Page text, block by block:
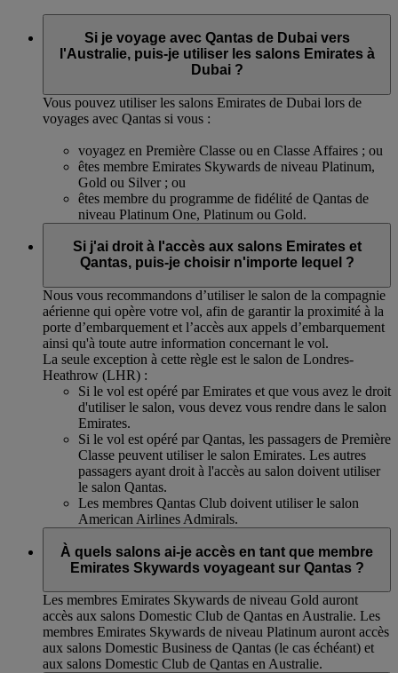
Si je voyage avec Qantas de Dubai vers
l'Australie, puis-je utiliser les salons Emirates à
Dubai ?
Vous pouvez utiliser les salons Emirates de Dubai lors de
voyages avec Qantas si vous :
voyagez en Première Classe ou en Classe Affaires ; ou
êtes membre Emirates Skywards de niveau Platinum,
Gold ou Silver ; ou
êtes membre du programme de fidélité de Qantas de
niveau Platinum One, Platinum ou Gold.
Si j'ai droit à l'accès aux salons Emirates et
Qantas, puis-je choisir n'importe lequel ?
Nous vous recommandons d’utiliser le salon de la compagnie
aérienne qui opère votre vol, afin de garantir la proximité à la
porte d’embarquement et l’accès aux appels d’embarquement
ainsi qu'à toute autre information concernant le vol.
La seule exception à cette règle est le salon de Londres-
Heathrow (LHR) :
Si le vol est opéré par Emirates et que vous avez le droit
d'utiliser le salon, vous devez vous rendre dans le salon
Emirates.
Si le vol est opéré par Qantas, les passagers de Première
Classe peuvent utiliser le salon Emirates. Les autres
passagers ayant droit à l'accès au salon doivent utiliser
le salon Qantas.
Les membres Qantas Club doivent utiliser le salon
American Airlines Admirals.
À quels salons ai-je accès en tant que membre
Emirates Skywards voyageant sur Qantas ?
Les membres Emirates Skywards de niveau Gold auront
accès aux salons Domestic Club de Qantas en Australie. Les
membres Emirates Skywards de niveau Platinum auront accès
aux salons Domestic Business de Qantas (le cas échéant) et
aux salons Domestic Club de Qantas en Australie.